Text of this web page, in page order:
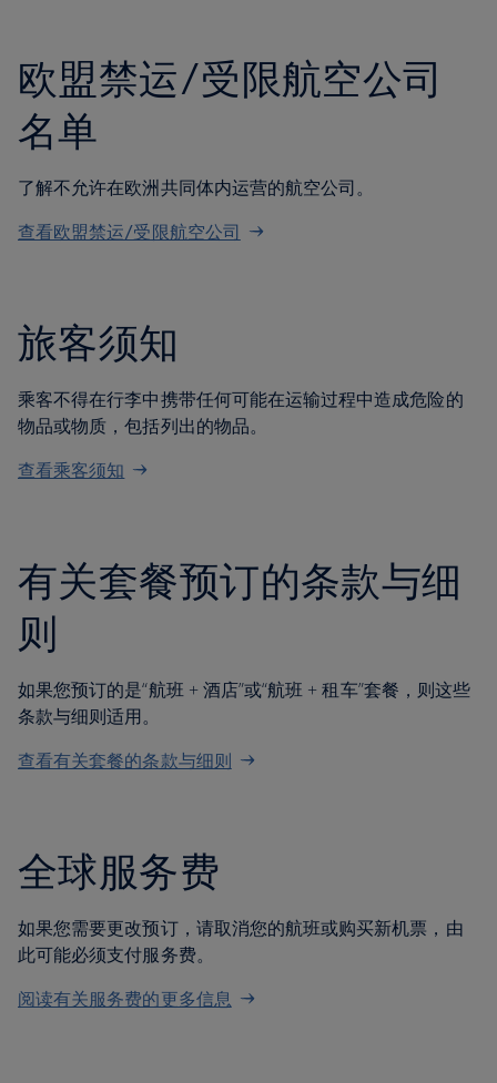
欧盟禁运/受限航空公司
名单
了解不允许在欧洲共同体内运营的航空公司。
查看欧盟禁运/受限航空公司
旅客须知
乘客不得在行李中携带任何可能在运输过程中造成危险的
物品或物质，包括列出的物品。
查看乘客须知
有关套餐预订的条款与细
则
如果您预订的是“航班 + 酒店”或“航班 + 租车”套餐，则这些
条款与细则适用。
查看有关套餐的条款与细则
全球服务费
如果您需要更改预订，请取消您的航班或购买新机票，由
此可能必须支付服务费。
阅读有关服务费的更多信息